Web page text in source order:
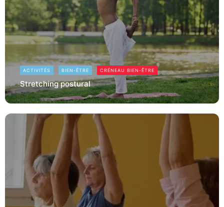
ACTIVITÉS BIEN-ÊTRE CRÉNEAU BIEN-ÊTRE
Stretching postural